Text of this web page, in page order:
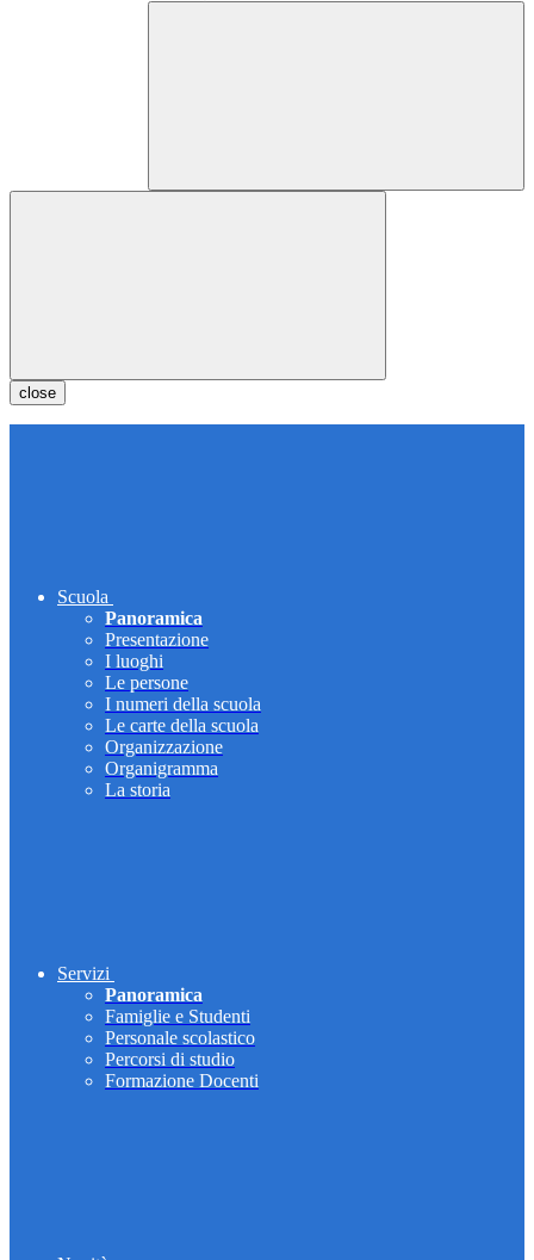
close
Scuola
Panoramica
Presentazione
I luoghi
Le persone
I numeri della scuola
Le carte della scuola
Organizzazione
Organigramma
La storia
Servizi
Panoramica
Famiglie e Studenti
Personale scolastico
Percorsi di studio
Formazione Docenti